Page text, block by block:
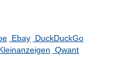
Ebay DuckDuckGo
Qwant